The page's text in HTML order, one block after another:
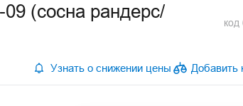
(сосна рандерс/
код
Узнать о снижении цены Добавить